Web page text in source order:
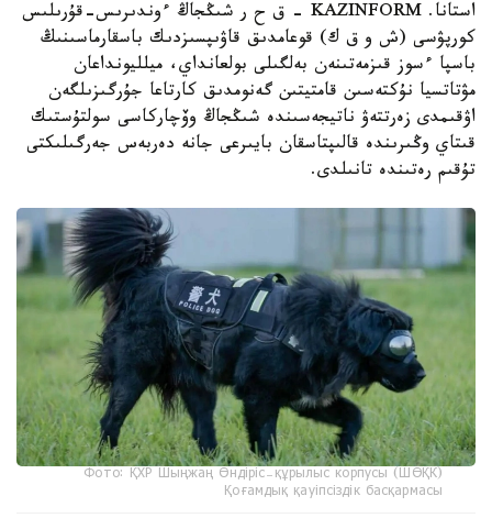
استانا. KAZINFORM – ق ح ر شىڭجاڭ ءوندىرىس-قۇرىلىس
كورپۋسى (ش و ق ك) قوعامدىق قاۋىپسىزدىك باسقارماسىنىڭ
باسپا ءسوز قىزمەتىنەن بەلگىلى بولعانداي، ميلليونداعان
مۋتاتسيا نۇكتەسىن قامتيتىن گەنومدىق كارتاعا جۇرگىزىلگەن
اۋقىمدى زەرتتەۋ ناتيجەسىندە شىڭجاڭ وۆچاركاسى سولتۇستىك
قىتاي وڭىرىندە قالىپتاسقان بايىرعى جانە دەربەس جەرگىلىكتى
تۇقىم رەتىندە تانىلدى.
Фото: ҚХР Шыңжаң Өндіріс-құрылыс корпусы (ШӨҚК)
Қоғамдық қауіпсіздік басқармасы